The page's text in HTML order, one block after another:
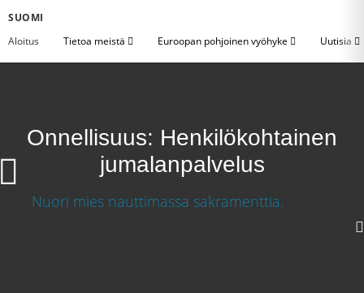
SUOMI
Aloitus
Tietoa meistä Euroopan pohjoinen vyöhyke Uutisia
Onnellisuus: Henkilökohtainen
jumalanpalvelus